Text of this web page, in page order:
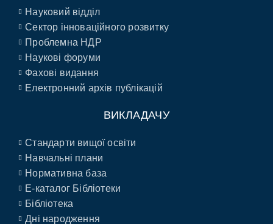
Науковий відділ
Сектор інноваційного розвитку
Проблемна НДР
Наукові форуми
Фахові видання
Електронний архів публікацій
ВИКЛАДАЧУ
Стандарти вищої освіти
Навчальні плани
Нормативна база
E-каталог Бібліотеки
Бібліотека
Дні народження